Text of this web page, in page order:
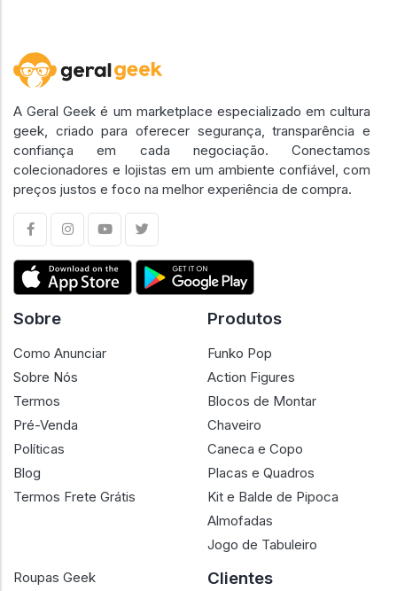
A Geral Geek é um marketplace especializado em cultura
geek, criado para oferecer segurança, transparência e
confiança em cada negociação. Conectamos
colecionadores e lojistas em um ambiente confiável, com
preços justos e foco na melhor experiência de compra.
Sobre
Como Anunciar
Sobre Nós
Termos
Pré-Venda
Políticas
Blog
Termos Frete Grátis
Produtos
Funko Pop
Action Figures
Blocos de Montar
Chaveiro
Caneca e Copo
Placas e Quadros
Kit e Balde de Pipoca
Almofadas
Jogo de Tabuleiro
Roupas Geek
Clientes